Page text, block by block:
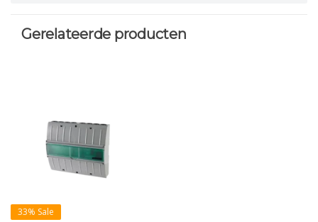
Gerelateerde producten
33% Sale